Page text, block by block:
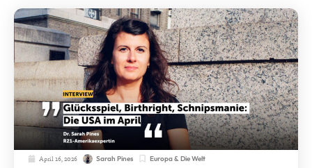
April 16, 2026 Sarah Pines Europa & Die Welt